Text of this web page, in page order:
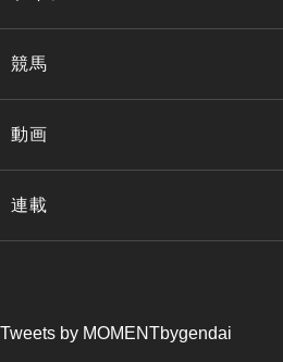
競馬
動画
連載
Tweets by MOMENTbygendai